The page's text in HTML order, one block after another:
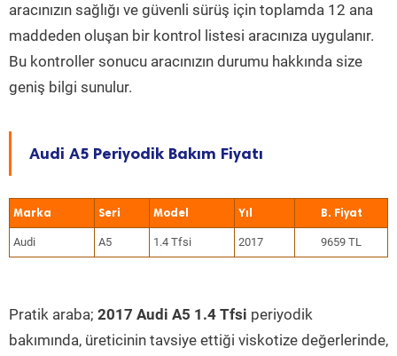
aracınızın sağlığı ve güvenli sürüş için toplamda 12 ana
maddeden oluşan bir kontrol listesi aracınıza uygulanır.
Bu kontroller sonucu aracınızın durumu hakkında size
geniş bilgi sunulur.
Audi A5 Periyodik Bakım Fiyatı
Marka Seri Model Yıl
Audi A5 1.4 Tfsi 2017 9659 TL
Pratik araba; 2017 Audi A5 1.4 Tfsi periyodik
bakımında, üreticinin tavsiye ettiği viskotize değerlerinde,